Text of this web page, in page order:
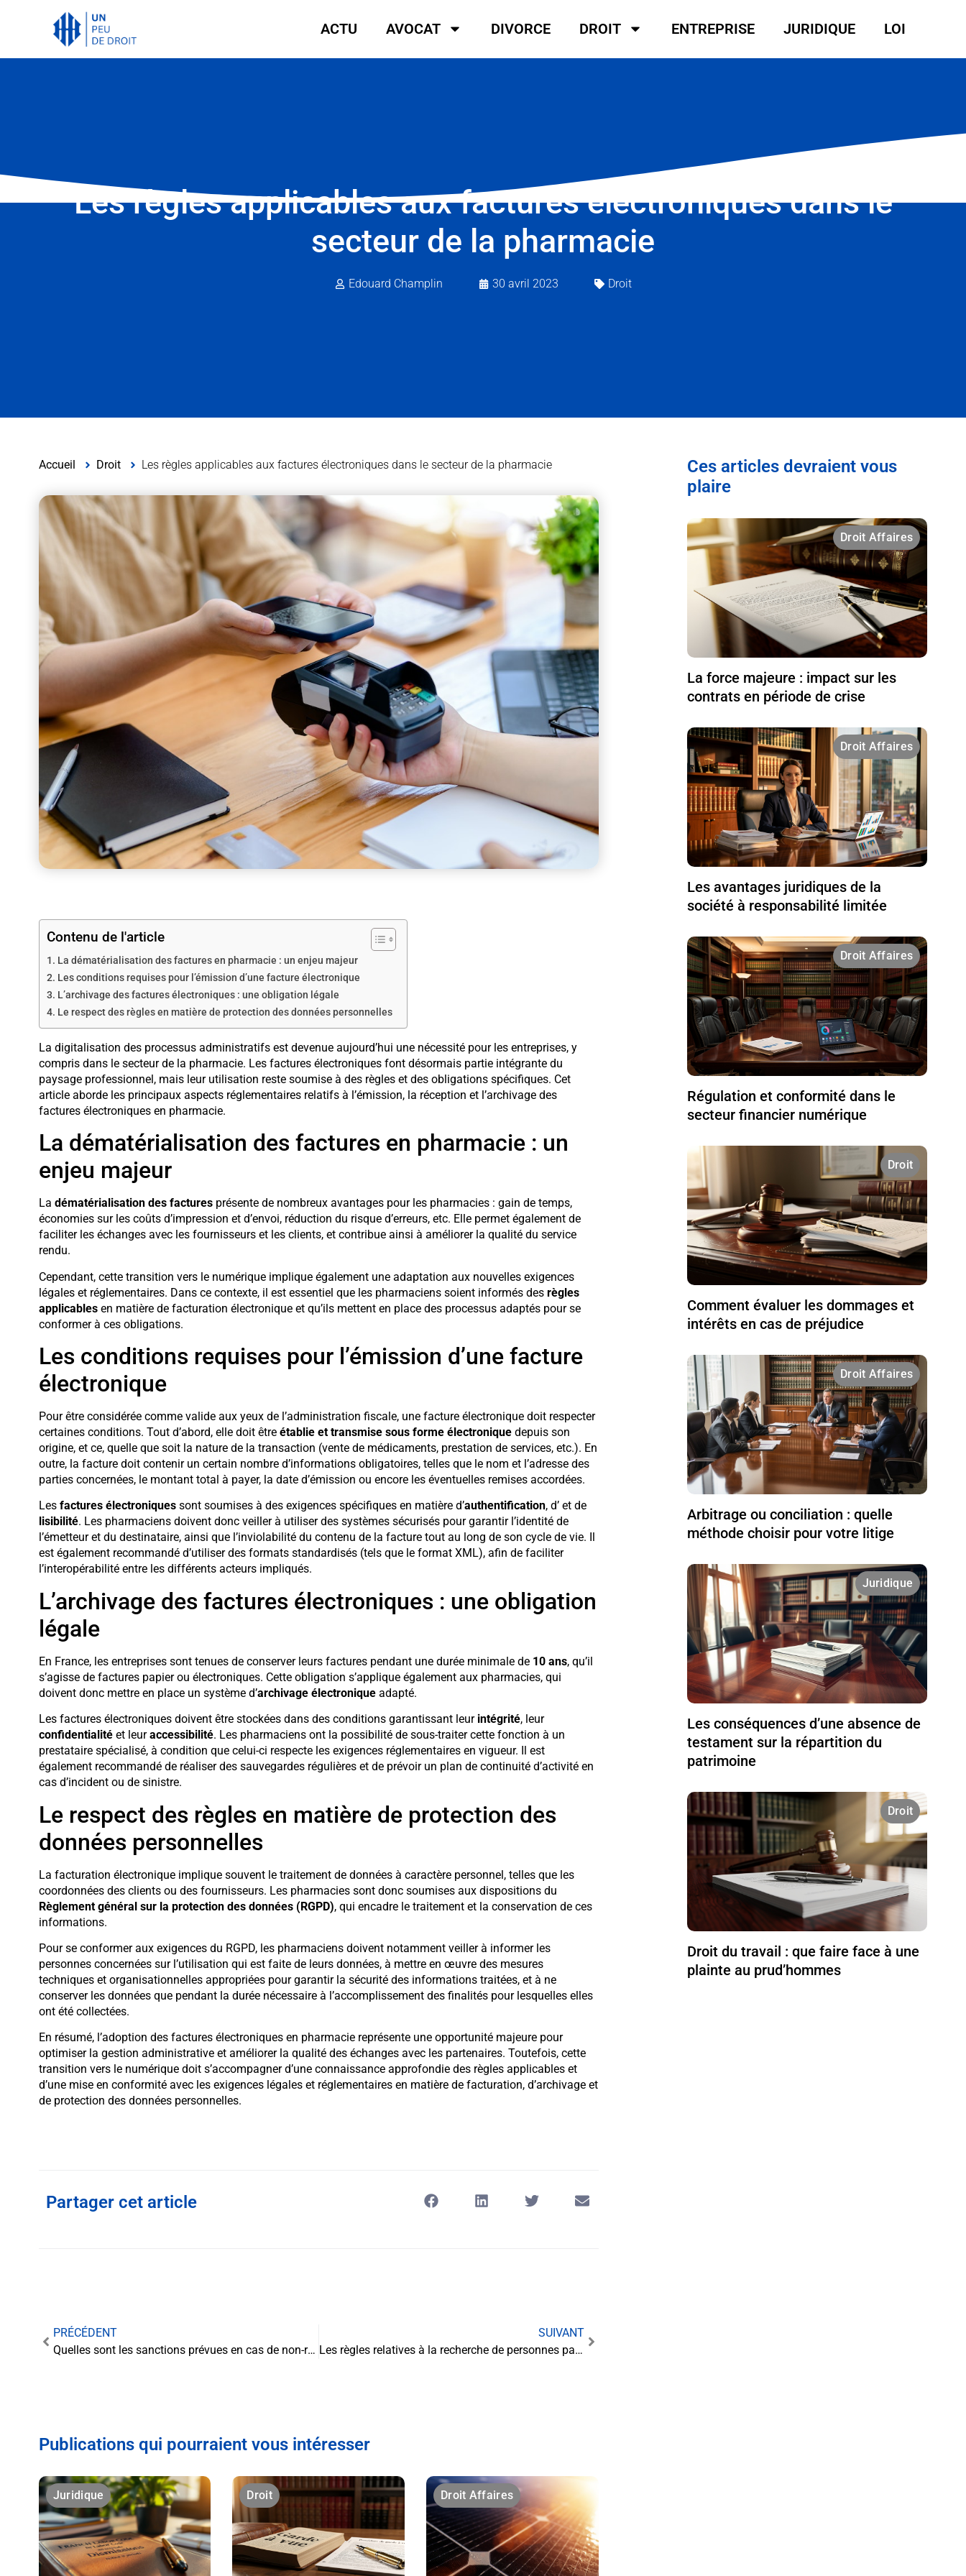
ACTU AVOCAT DIVORCE DROIT ENTREPRISE JURIDIQUE LOI
Les règles applicables aux factures électroniques dans le
secteur de la pharmacie
Edouard Champlin 30 avril 2023 Droit
Accueil Droit Les règles applicables aux factures électroniques dans le secteur de la pharmacie
Contenu de l'article
La dématérialisation des factures en pharmacie : un enjeu majeur
Les conditions requises pour l’émission d’une facture électronique
L’archivage des factures électroniques : une obligation légale
Le respect des règles en matière de protection des données personnelles
La digitalisation des processus administratifs est devenue aujourd’hui une nécessité pour les entreprises, y
compris dans le secteur de la pharmacie. Les factures électroniques font désormais partie intégrante du
paysage professionnel, mais leur utilisation reste soumise à des règles et des obligations spécifiques. Cet
article aborde les principaux aspects réglementaires relatifs à l’émission, la réception et l’archivage des
factures électroniques en pharmacie.
La dématérialisation des factures en pharmacie : un
enjeu majeur
La dématérialisation des facturesprésente de nombreux avantages pour les pharmacies : gain de temps,
économies sur les coûts d’impression et d’envoi, réduction du risque d’erreurs, etc. Elle permet également de
faciliter les échanges avec les fournisseurs et les clients, et contribue ainsi à améliorer la qualité du service
rendu.
Cependant, cette transition vers le numérique implique également une adaptation aux nouvelles exigences
légales et réglementaires. Dans ce contexte, il est essentiel que les pharmaciens soient informés des règles
applicablesen matière de facturation électronique et qu’ils mettent en place des processus adaptés pour se
conformer à ces obligations.
Les conditions requises pour l’émission d’une facture
électronique
Pour être considérée comme valide aux yeux de l’administration fiscale, une facture électronique doit respecter
certaines conditions. Tout d’abord, elle doit être établie et transmise sous forme électroniquedepuis son
origine, et ce, quelle que soit la nature de la transaction (vente de médicaments, prestation de services, etc.). En
outre, la facture doit contenir un certain nombre d’informations obligatoires, telles que le nom et l’adresse des
parties concernées, le montant total à payer, la date d’émission ou encore les éventuelles remises accordées.
Les factures électroniquessont soumises à des exigences spécifiques en matière d’authentification, d’et de
lisibilité. Les pharmaciens doivent donc veiller à utiliser des systèmes sécurisés pour garantir l’identité de
l’émetteur et du destinataire, ainsi que l’inviolabilité du contenu de la facture tout au long de son cycle de vie. Il
est également recommandé d’utiliser des formats standardisés (tels que le format XML), afin de faciliter
l’interopérabilité entre les différents acteurs impliqués.
L’archivage des factures électroniques : une obligation
légale
En France, les entreprises sont tenues de conserver leurs factures pendant une durée minimale de 10 ans, qu’il
s’agisse de factures papier ou électroniques. Cette obligation s’applique également aux pharmacies, qui
doivent donc mettre en place un système d’archivage électroniqueadapté.
Les factures électroniques doivent être stockées dans des conditions garantissant leur intégrité, leur
confidentialitéet leuraccessibilité. Les pharmaciens ont la possibilité de sous-traiter cette fonction à un
prestataire spécialisé, à condition que celui-ci respecte les exigences réglementaires en vigueur. Il est
également recommandé de réaliser des sauvegardes régulières et de prévoir un plan de continuité d’activité en
cas d’incident ou de sinistre.
Le respect des règles en matière de protection des
données personnelles
La facturation électronique implique souvent le traitement de données à caractère personnel, telles que les
coordonnées des clients ou des fournisseurs. Les pharmacies sont donc soumises aux dispositions du
Règlement général sur la protection des données (RGPD), qui encadre le traitement et la conservation de ces
informations.
Pour se conformer aux exigences du RGPD, les pharmaciens doivent notamment veiller à informer les
personnes concernées sur l’utilisation qui est faite de leurs données, à mettre en œuvre des mesures
techniques et organisationnelles appropriées pour garantir la sécurité des informations traitées, et à ne
conserver les données que pendant la durée nécessaire à l’accomplissement des finalités pour lesquelles elles
ont été collectées.
En résumé, l’adoption des factures électroniques en pharmacie représente une opportunité majeure pour
optimiser la gestion administrative et améliorer la qualité des échanges avec les partenaires. Toutefois, cette
transition vers le numérique doit s’accompagner d’une connaissance approfondie des règles applicables et
d’une mise en conformité avec les exigences légales et réglementaires en matière de facturation, d’archivage et
de protection des données personnelles.
Partager cet article
PRÉCÉDENT
Quelles sont les sanctions prévues en cas de non-respect des règles de fumée dans une société ?
SUIVANT
Les règles relatives à la recherche de personnes par les détectives privés en France
Publications qui pourraient vous intéresser
Juridique Droit Droit Affaires
Ces articles devraient vous
plaire
Droit Affaires
La force majeure : impact sur les
contrats en période de crise
Droit Affaires
Les avantages juridiques de la
société à responsabilité limitée
Droit Affaires
Régulation et conformité dans le
secteur financier numérique
Droit
Comment évaluer les dommages et
intérêts en cas de préjudice
Droit Affaires
Arbitrage ou conciliation : quelle
méthode choisir pour votre litige
Juridique
Les conséquences d’une absence de
testament sur la répartition du
patrimoine
Droit
Droit du travail : que faire face à une
plainte au prud’hommes